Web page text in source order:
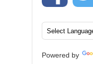
Powered by